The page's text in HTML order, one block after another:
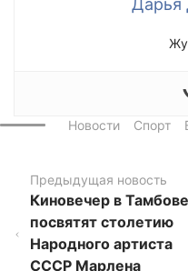
Новости Спорт
Предыдущая новость
Киновечер в Тамбове
посвятят столетию
Народного артиста
СССР Марлена